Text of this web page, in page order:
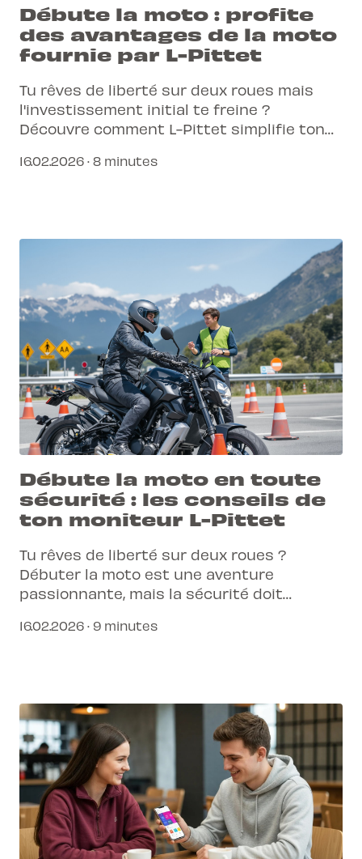
Débute la moto : profite
des avantages de la moto
fournie par L-Pittet
Tu rêves de liberté sur deux roues mais
l'investissement initial te freine ?
Découvre comment L-Pittet simplifie ton
16.02.2026 · 8 minutes
Débute la moto en toute
sécurité : les conseils de
ton moniteur L-Pittet
Tu rêves de liberté sur deux roues ?
Débuter la moto est une aventure
passionnante, mais la sécurité doit
réflexes et une formation adaptée, tu
16.02.2026 · 9 minutes